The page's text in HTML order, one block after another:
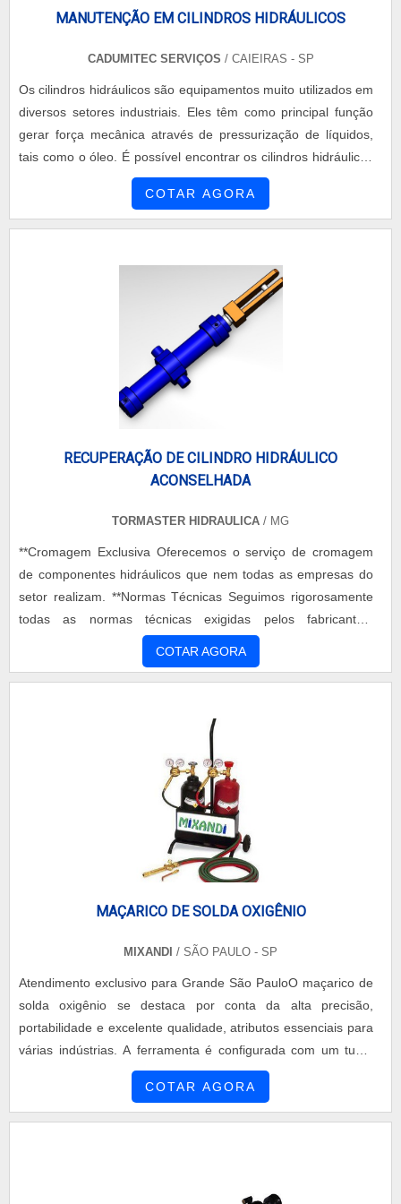
onde garante o sucesso dos clientes de ponta a ponta.
MANUTENÇÃO EM CILINDROS HIDRÁULICOS
CADUMITEC SERVIÇOS / CAIEIRAS - SP
Os cilindros hidráulicos são equipamentos muito utilizados em
diversos setores industriais. Eles têm como principal função
gerar força mecânica através de pressurização de líquidos,
tais como o óleo. É possível encontrar os cilindros hidráulicos
em diversos setores industriais, por exemplo: Siderúrgicas;
Metalúrgicas; Fábricas de embalagens. CONHEÇA MAIS
COTAR AGORA
RECUPERAÇÃO DE CILINDRO HIDRÁULICO
ACONSELHADA
TORMASTER HIDRAULICA / MG
**Cromagem Exclusiva Oferecemos o serviço de cromagem
de componentes hidráulicos que nem todas as empresas do
setor realizam. **Normas Técnicas Seguimos rigorosamente
todas as normas técnicas exigidas pelos fabricantes,
assegurando que cada componente recuperado tenha a
durabilidade de um original. **Rapidez Garantimos a coleta
dos componentes em até 24 horas após a solicitação,
equipamento. **Orçamento Detalhado Você recebe um
orçamento completo, incluindo imagens e um laudo técnico,
para total transparência. **Serviços Internos Não
terceirizamos. Todos os serviços são realizados em nossa
estrutura de 1000 metros quadrados, garantindo controle total
sobre cada etapa do processo executado. **Controle de
Qualidade Todas as peças passam por um rigoroso controle
COTAR AGORA
MAÇARICO DE SOLDA OXIGÊNIO
MIXANDI / SÃO PAULO - SP
Atendimento exclusivo para Grande São PauloO maçarico de
solda oxigênio se destaca por conta da alta precisão,
portabilidade e excelente qualidade, atributos essenciais para
várias indústrias. A ferramenta é configurada com um tubo,
que serve para destinar, por meio da pressão, chamas sobre
determinados objetos.o produto derrete diversos
COTAR AGORA